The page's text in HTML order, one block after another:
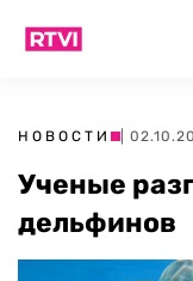
НОВОСТИ |
Ученые
дельфинов